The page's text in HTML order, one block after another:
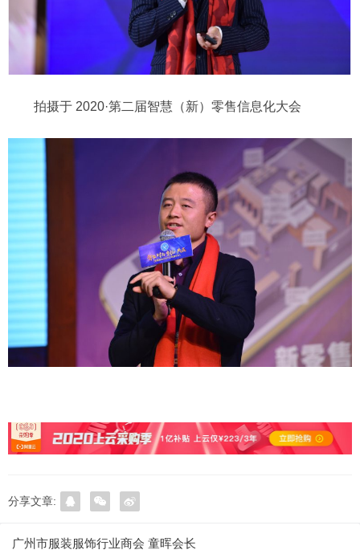
拍摄于 2020·第二届智慧（新）零售信息化大会
分享文章:
广州市服装服饰行业商会 童晖会长